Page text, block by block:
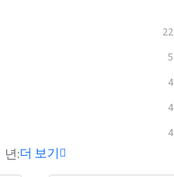
22
5
4
4
4
년:더 보기